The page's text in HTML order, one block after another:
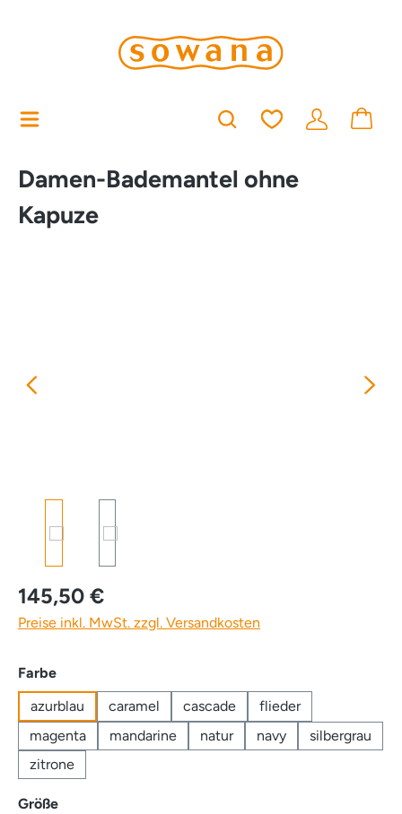
Du hast 0
Damen-Bademantel ohne
Kapuze
145,50 €
Preise inkl. MwSt. zzgl. Versandkosten
Farbeauswählen
azurblau
caramel cascade
flieder
magenta
mandarine natur navy
silbergrau
zitrone
Größeauswählen